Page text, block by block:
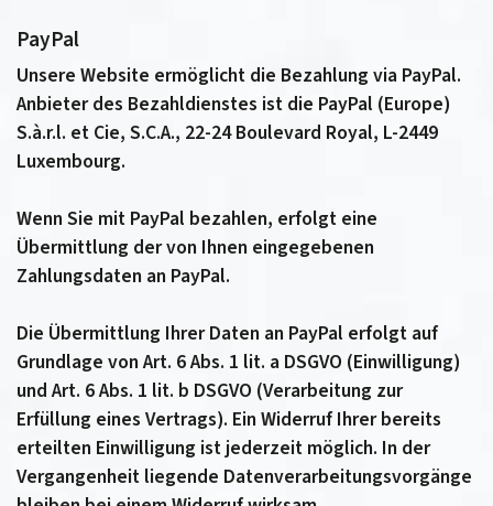
PayPal
Unsere Website ermöglicht die Bezahlung via PayPal.
Anbieter des Bezahldienstes ist die PayPal (Europe)
S.à.r.l. et Cie, S.C.A., 22-24 Boulevard Royal, L-2449
Luxembourg.
Wenn Sie mit PayPal bezahlen, erfolgt eine
Übermittlung der von Ihnen eingegebenen
Zahlungsdaten an PayPal.
Die Übermittlung Ihrer Daten an PayPal erfolgt auf
Grundlage von Art. 6 Abs. 1 lit. a DSGVO (Einwilligung)
und Art. 6 Abs. 1 lit. b DSGVO (Verarbeitung zur
Erfüllung eines Vertrags). Ein Widerruf Ihrer bereits
erteilten Einwilligung ist jederzeit möglich. In der
Vergangenheit liegende Datenverarbeitungsvorgänge